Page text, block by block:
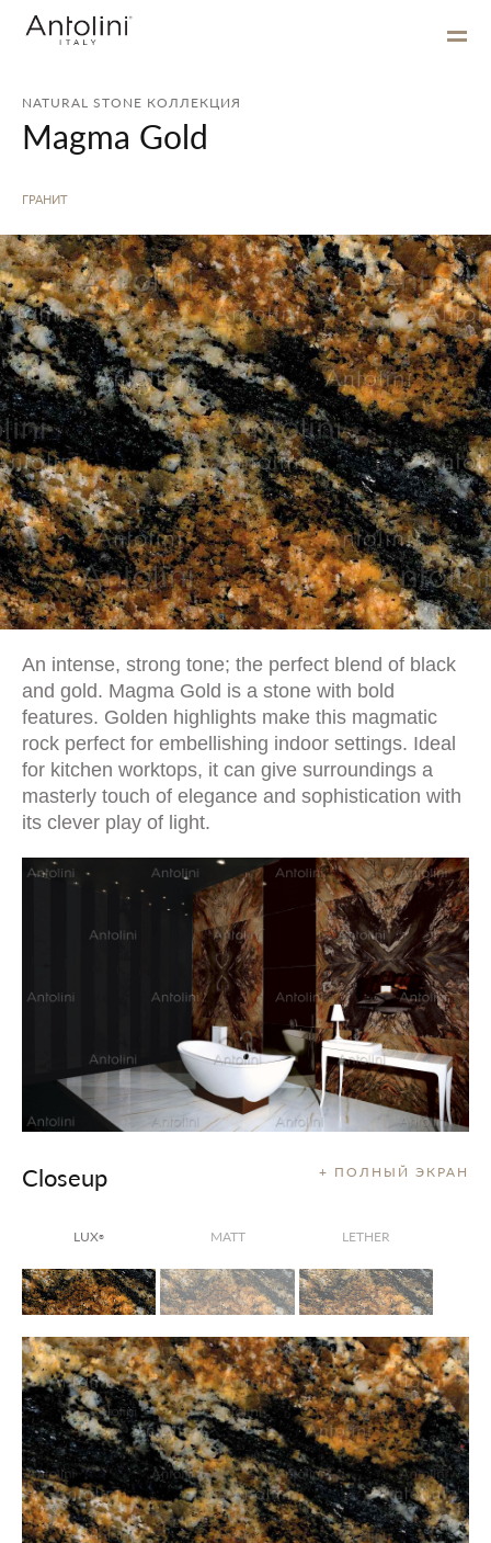
NATURAL STONE КОЛЛЕКЦИЯ
Magma Gold
ГРАНИТ
An intense, strong tone; the perfect blend of black
and gold. Magma Gold is a stone with bold
features. Golden highlights make this magmatic
rock perfect for embellishing indoor settings. Ideal
for kitchen worktops, it can give surroundings a
masterly touch of elegance and sophistication with
its clever play of light.
+ ПОЛНЫЙ ЭКРАН
Closeup
LUX® MATT LETHER